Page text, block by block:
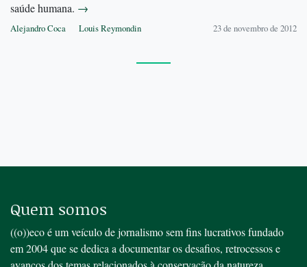
saúde humana. →
Alejandro Coca Louis Reymondin 23 de novembro de 2012
Quem somos
((o))eco é um veículo de jornalismo sem fins lucrativos fundado
em 2004 que se dedica a documentar os desafios, retrocessos e